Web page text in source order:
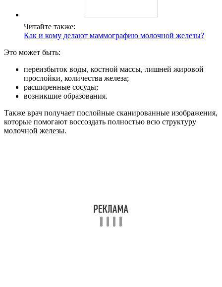
Читайте также:
Как и кому делают маммографию молочной железы?
Это может быть:
переизбыток воды, костной массы, лишней жировой
прослойки, количества железа;
расширенные сосуды;
возникшие образования.
Также врач получает послойные сканированные изображения,
которые помогают воссоздать полностью всю структуру
молочной железы.